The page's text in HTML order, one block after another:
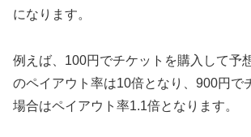
になります。
例えば、100円でチケットを購入して予
のペイアウト率は10倍となり、900円で
場合はペイアウト率1.1倍となります。